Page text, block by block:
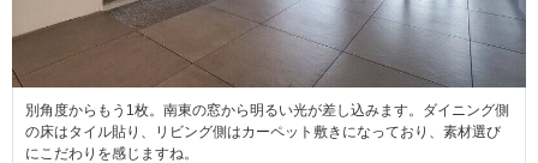
別角度からもう1枚。南東の窓から明るい光が差し込みます。ダイニング側
の床はタイル貼り、リビング側はカーペット敷きになっており、素材選び
にこだわりを感じますね。